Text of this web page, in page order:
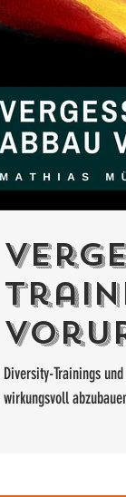
Diversity-Trainings
wirkungsvoll